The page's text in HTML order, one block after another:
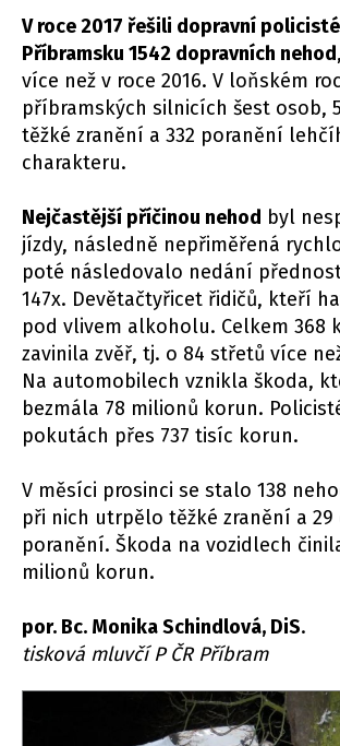
V roce 2017 řešili dopravní
Příbramsku 1542 dopravních nehod
více než v roce 2016. V loňském
příbramských silnicích šest osob,
těžké zranění a 332 poranění
charakteru.
Nejčastější příčinou nehod byl
jízdy, následně nepřiměřená
poté následovalo nedání
147x. Devětačtyřicet řidičů, kteří
pod vlivem alkoholu. Celkem 368
zavinila zvěř, tj. o 84 střetů více
Na automobilech vznikla škoda,
bezmála 78 milionů korun.
pokutách přes 737 tisíc korun.
V měsíci prosinci se stalo 138
při nich utrpělo těžké zranění a
poranění. Škoda na vozidlech
milionů korun.
por. Bc. Monika Schindlová, DiS.
tisková mluvčí P ČR Příbram